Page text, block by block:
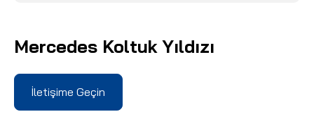
Mercedes Koltuk Yıldızı
İletişime Geçin